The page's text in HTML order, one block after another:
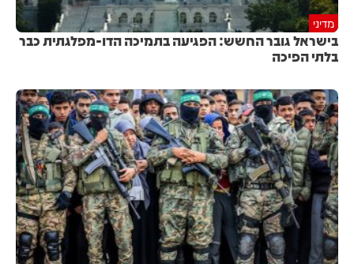
מדיני
בישראל גובר החשש: הפגיעה בתמיכה הדו-מפלגתית כבר
בלתי הפיכה